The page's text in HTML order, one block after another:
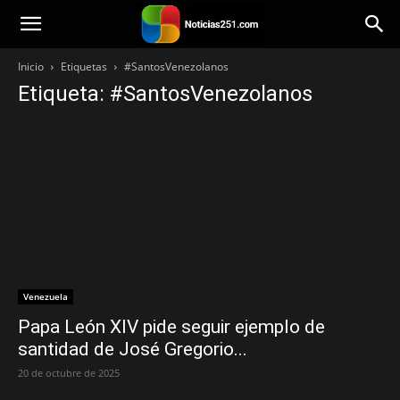
Noticias251
Inicio Etiquetas #SantosVenezolanos
Etiqueta: #SantosVenezolanos
Venezuela
Papa León XIV pide seguir ejemplo de
santidad de José Gregorio...
20 de octubre de 2025